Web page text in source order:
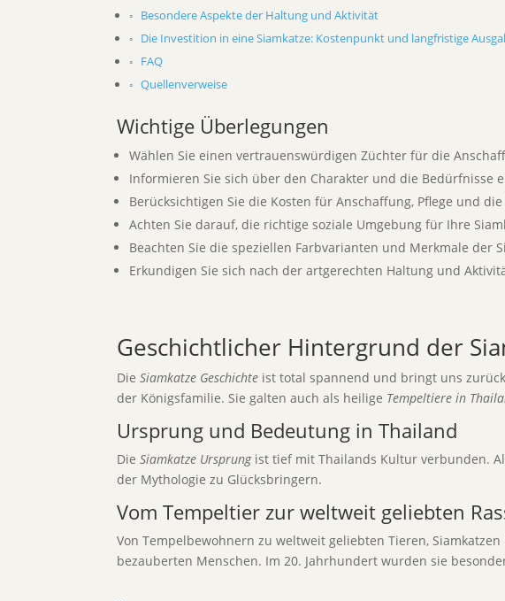
Besondere Aspekte der Haltung und Aktivität
Die Investition in eine Siamkatze: Kostenpunkt und langfristige
FAQ
Quellenverweise
Wichtige Überlegungen
Wählen Sie einen vertrauenswürdigen Züchter für die
Informieren Sie sich über den Charakter und die Bedürfnisse
Berücksichtigen Sie die Kosten für Anschaffung, Pflege und
Achten Sie darauf, die richtige soziale Umgebung für Ihre
Beachten Sie die speziellen Farbvarianten und Merkmale der
Erkundigen Sie sich nach der artgerechten Haltung und
Geschichtlicher Hintergrund der
Die Siamkatze Geschichte ist total spannend und bringt uns
der Königsfamilie. Sie galten auch als heilige Tempeltiere in
Ursprung und Bedeutung in Thailand
Die Siamkatze Ursprungist tief mit Thailands Kultur verbunden.
der Mythologie zu Glücksbringern.
Vom Tempeltier zur weltweit geliebten
Von Tempelbewohnern zu weltweit geliebten Tieren,
bezauberten Menschen. Im 20. Jahrhundert wurden sie